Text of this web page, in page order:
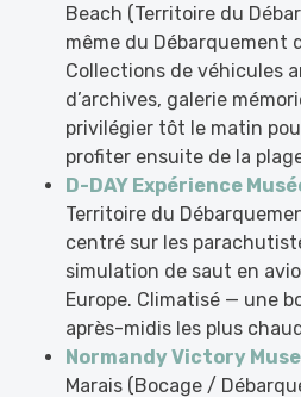
Beach (Territoire du
même du Débarquement
Collections de véhicules
d’archives, galerie
privilégier tôt le matin
profiter ensuite de la
D-DAY Expérience
Territoire du
centré sur les
simulation de saut en
Europe. Climatisé — une
après-midis les plus
Normandy Victory
Marais (Bocage /